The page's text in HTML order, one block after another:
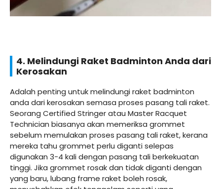
4. Melindungi Raket Badminton Anda dari
Kerosakan
Adalah penting untuk melindungi raket badminton
anda dari kerosakan semasa proses pasang tali raket.
Seorang Certified Stringer atau Master Racquet
Technician biasanya akan memeriksa grommet
sebelum memulakan proses pasang tali raket, kerana
mereka tahu grommet perlu diganti selepas
digunakan 3-4 kali dengan pasang tali berkekuatan
tinggi. Jika grommet rosak dan tidak diganti dengan
yang baru, lubang frame raket boleh rosak,